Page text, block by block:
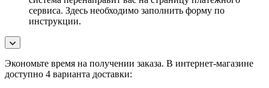
сервиса. Здесь необходимо заполнить форму по
инструкции.
Экономьте время на получении заказа. В интернет-магазине
доступно 4 варианта доставки: